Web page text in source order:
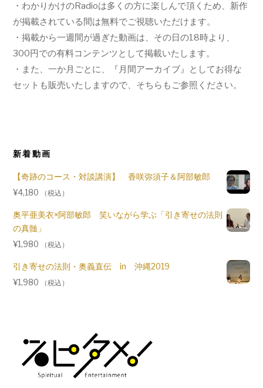
・わかりかけのRadioは多くの方に楽しんで頂くため、 新作
が掲載されている間は無料でご視聴いただけます。
・掲載から一週間が過ぎた動画は、その日の18時より、
300円での有料コンテンツとして掲載いたします。
・また、一か月ごとに、『月間アーカイブ』としてお得な
セットも販売いたしますので、そちらもご参照ください。
新着動画
【奇跡のコース・対談講演】 香咲弥須子＆阿部敏郎
¥4,180 （税込）
奥平亜美衣×阿部敏郎 笑いながら学ぶ「引き寄せの法則
の真髄」
¥1,980 （税込）
引き寄せの法則・奥義直伝 in 沖縄2019
¥1,980 （税込）